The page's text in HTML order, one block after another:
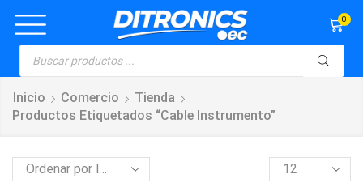
0
Inicio Comercio
Tienda
Productos Etiquetados “cable Instrumento”